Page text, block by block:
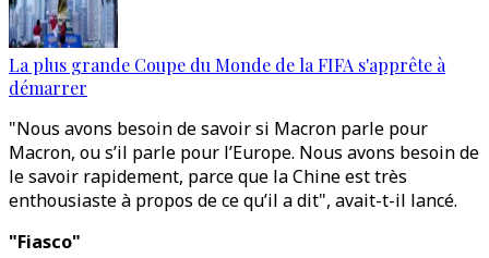
La plus grande Coupe du Monde de la FIFA s'apprête à
démarrer
"Nous avons besoin de savoir si Macron parle pour
Macron, ou s’il parle pour l’Europe. Nous avons besoin de
le savoir rapidement, parce que la Chine est très
enthousiaste à propos de ce qu’il a dit", avait-t-il lancé.
"Fiasco"